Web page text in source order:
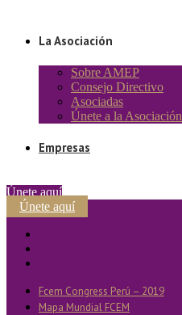
La Asociación
Sobre AMEP
Consejo Directivo
Asociadas
Únete a la Asociación
Empresas
Únete aquí
Únete aquí
Fcem Congress Perú – 2019
Mapa Mundial FCEM